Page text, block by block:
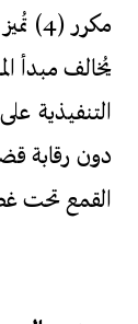
مكرر
يُخالف مبدأ
التنفيذية
دون رقابة
القمع تحت